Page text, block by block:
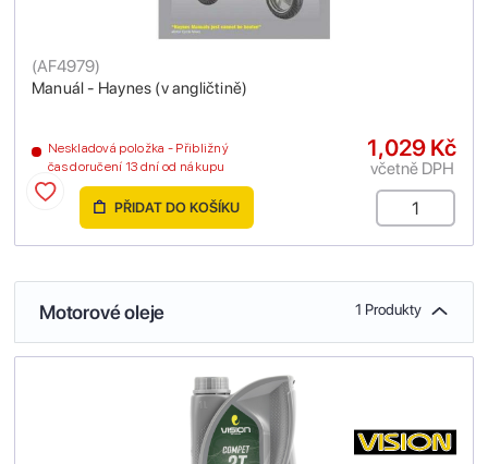
Manuál - Haynes (v angličtině)
(AF4979)
Neskladová položka - Přibližný
čas doručení 13 dní od nákupu
1,029 Kč
včetně DPH
PŘIDAT DO KOŠÍKU
Motorové oleje 1 Produkty